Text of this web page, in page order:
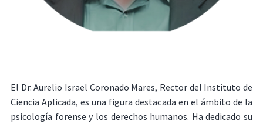
El Dr. Aurelio Israel Coronado Mares, Rector del Instituto de
Ciencia Aplicada, es una figura destacada en el ámbito de la
psicología forense y los derechos humanos. Ha dedicado su